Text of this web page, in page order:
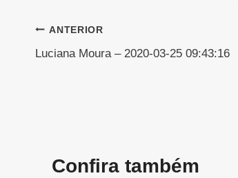
Navegação
de
ANTERIOR
Luciana Moura – 2020-03-25 09:43:16
Confira também